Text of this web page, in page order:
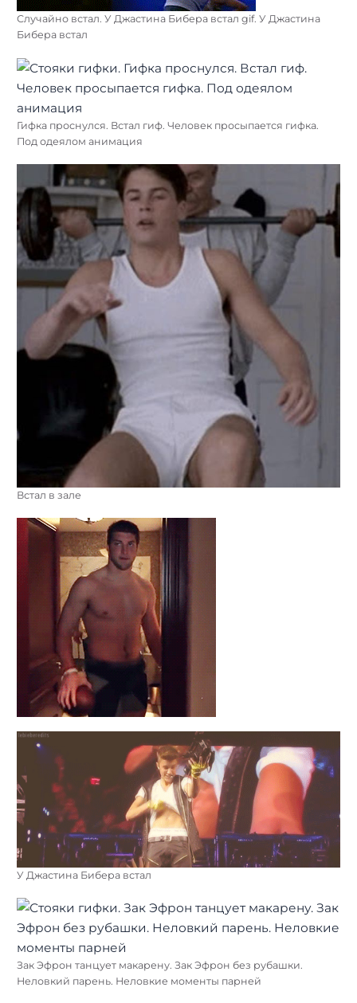
Случайно встал. У Джастина Бибера встал gif. У Джастина
Бибера встал
Гифка проснулся. Встал гиф. Человек просыпается гифка.
Под одеялом анимация
Встал в зале
У Джастина Бибера встал
Зак Эфрон танцует макарену. Зак Эфрон без рубашки.
Неловкий парень. Неловкие моменты парней